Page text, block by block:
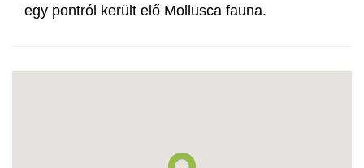
egy pontról került elő Mollusca fauna.